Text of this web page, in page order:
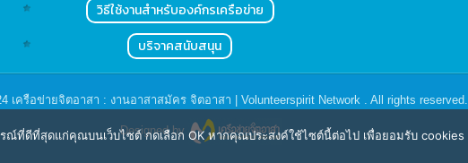
วิธีใช้งานสำหรับองค์กรเครือข่าย
บริจาคสนับสนุน
เครือข่ายจิตอาสา : งานอาสาสมัคร จิตอาสา | Volunteerspirit Network . All rights reserved.
Designed by
รณ์ที่ดีที่สุดแก่คุณบนเว็บไซต์ กดเลือก OK หากคุณประสงค์ใช้ไซต์นี้ต่อไป เพื่อยอมรับ cookies